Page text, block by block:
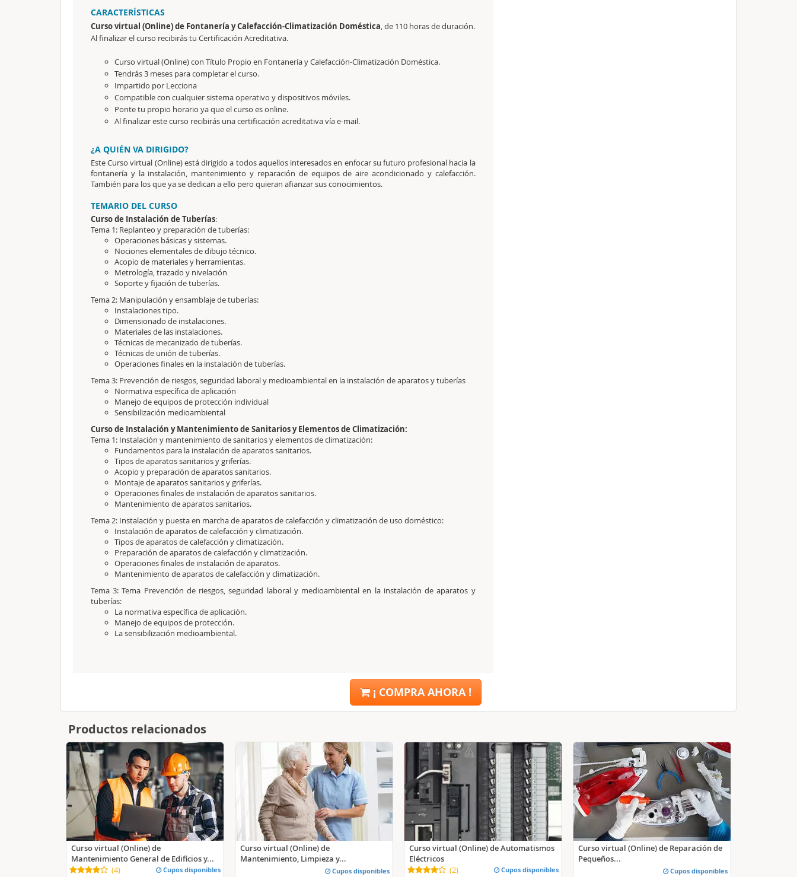
CARACTERÍSTICAS
Curso virtual (Online) de Fontanería y Calefacción-Climatización Doméstica, de 110 horas de duración.
Al finalizar el curso recibirás tu Certificación Acreditativa.
Curso virtual (Online) con Título Propio en Fontanería y Calefacción-Climatización Doméstica.
Tendrás 3 meses para completar el curso.
Impartido por Lecciona
Compatible con cualquier sistema operativo y dispositivos móviles.
Ponte tu propio horario ya que el curso es online.
Al finalizar este curso recibirás una certificación acreditativa vía e-mail.
¿A QUIÉN VA DIRIGIDO?
Este Curso virtual (Online) está dirigido a todos aquellos interesados en enfocar su futuro profesional hacia la
fontanería y la instalación, mantenimiento y reparación de equipos de aire acondicionado y calefacción.
También para los que ya se dedican a ello pero quieran afianzar sus conocimientos.
TEMARIO DEL CURSO
Curso de Instalación de Tuberías:
Tema 1: Replanteo y preparación de tuberías:
Operaciones básicas y sistemas.
Nociones elementales de dibujo técnico.
Acopio de materiales y herramientas.
Metrología, trazado y nivelación
Soporte y fijación de tuberías.
Tema 2: Manipulación y ensamblaje de tuberías:
Instalaciones tipo.
Dimensionado de instalaciones.
Materiales de las instalaciones.
Técnicas de mecanizado de tuberías.
Técnicas de unión de tuberías.
Operaciones finales en la instalación de tuberías.
Tema 3: Prevención de riesgos, seguridad laboral y medioambiental en la instalación de aparatos y tuberías
Normativa específica de aplicación
Manejo de equipos de protección individual
Sensibilización medioambiental
Curso de Instalación y Mantenimiento de Sanitarios y Elementos de Climatización:
Tema 1: Instalación y mantenimiento de sanitarios y elementos de climatización:
Fundamentos para la instalación de aparatos sanitarios.
Tipos de aparatos sanitarios y griferías.
Acopio y preparación de aparatos sanitarios.
Montaje de aparatos sanitarios y griferías.
Operaciones finales de instalación de aparatos sanitarios.
Mantenimiento de aparatos sanitarios.
Tema 2: Instalación y puesta en marcha de aparatos de calefacción y climatización de uso doméstico:
Instalación de aparatos de calefacción y climatización.
Tipos de aparatos de calefacción y climatización.
Preparación de aparatos de calefacción y climatización.
Operaciones finales de instalación de aparatos.
Mantenimiento de aparatos de calefacción y climatización.
Tema 3: Tema Prevención de riesgos, seguridad laboral y medioambiental en la instalación de aparatos y
tuberías:
La normativa específica de aplicación.
Manejo de equipos de protección.
La sensibilización medioambiental.
¡ COMPRA AHORA !
Productos relacionados
Curso virtual (Online) de
Mantenimiento General de Edificios y...
(4) Cupos disponibles
Curso virtual (Online) de
Mantenimiento, Limpieza y...
Cupos disponibles
Curso virtual (Online) de Automatismos
Eléctricos
(2) Cupos disponibles
Curso virtual (Online) de Reparación de
Pequeños...
Cupos disponibles